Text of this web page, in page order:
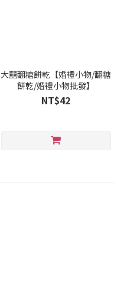
大囍翻糖餅乾【婚禮小物/翻糖
餅乾/婚禮小物批發】
NT$42